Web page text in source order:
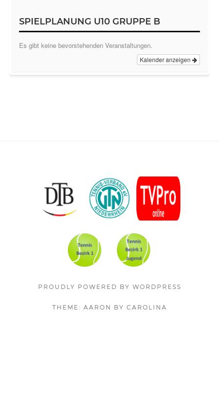
SPIELPLANUNG U10 GRUPPE B
Es gibt keine bevorstehenden Veranstaltungen.
Kalender anzeigen
Content
PROUDLY POWERED BY WORDPRESS
THEME: AARON BY CAROLINA